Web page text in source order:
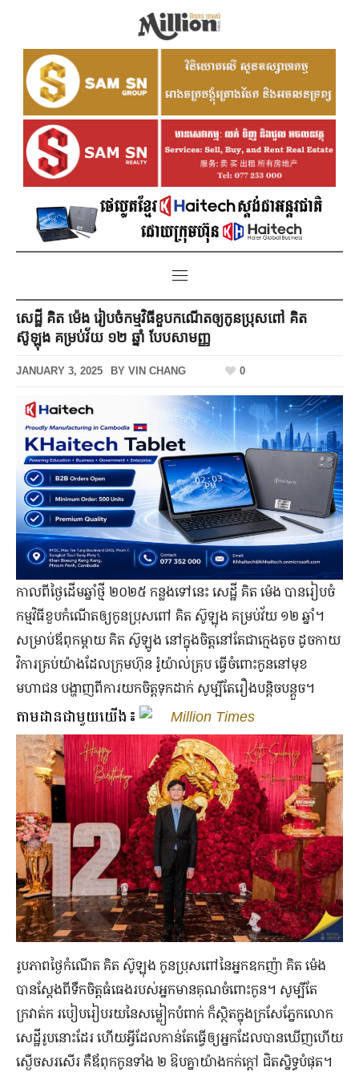
សេដ្ឋី គិត ម៉េង រៀបចំកម្មវិធីខួបកណើតឲ្យកូនប្រុសពៅ គិត
ស៊ូឡុង គម្រប់​វ័យ ១២ ឆ្នាំ បែបសាមញ្ញ
JANUARY 3, 2025 BY VIN CHANG 0
កាលពី​ថ្ងៃ​ដើម​ឆ្នាំ​ថ្មី ២០២៥ កន្លង​ទៅ​នេះ សេដ្ឋី គិត ម៉េង បាន​រៀបចំ​
កម្មវិធី​ខួប​កំណើត​ឲ្យ​កូន​ប្រុស​ពៅ គិត ស៊ូឡុង គម្រប់​វ័យ ១២ ឆ្នាំ។
សម្រាប់​ឪពុក​ម្ដាយ គិត ស៊ូឡូង នៅ​ក្នុង​ចិត្ត​នៅតែ​ជា​ក្មេង​តូច ដូច​កាយ
វិការ​គ្រប់យ៉ាង​ដែល​ក្រុមហ៊ុន រ៉ូយ៉ាល់គ្រុប ធ្វើ​ចំពោះ​កូន​នៅ​មុខ​
មហាជន បង្ហាញ​ពី​ការ​យក​ចិត្ត​ទុក​ដាក់ សូម្បីតែ​រឿង​បន្តិចបន្តួច។
តាមដានជាមួយយើង៖ Million Times
រូបភាព​ថ្ងៃ​កំណើត គិត ស៊ូឡុង កូនប្រុស​ពៅ​នៃ​អ្នក​ឧកញ៉ា គិត ម៉េង
បាន​ស្ដែង​ពី​ទឹកចិត្ត​ធំធេង​របស់​អ្នក​មាន​គុណ​ចំពោះ​កូន។ សូម្បី​តែ​
ក្រវាត់​ក របៀប​រៀបរយ​នៃ​សម្លៀកបំពាក់ ក៏​ស្ថិត​ក្នុង​ក្រសែភ្នែក​លោក​
សេដ្ឋី​រូប​នោះ​ដែរ ហើយ​អ្វី​ដែល​កាន់តែ​ធ្វើឲ្យ​អ្នក​ដែល​បាន​ឃើញ​ហើយ​
ស្ងើចសរសើរ គឺ​ឪពុក​កូន​ទាំង ២ ឱប​គ្នា​យ៉ាង​កក់ក្ដៅ ជិតស្និទ្ធបំផុត។